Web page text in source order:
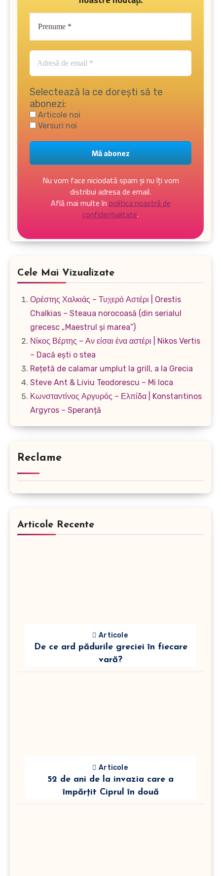
Selectează la ce dorești să te
abonezi:
Articole noi
Versuri noi
Nu vom face niciodată spam și nu îți vom
distribui adresa de email.
Află mai multe în politica noastră de
confidențialitate.
Cele Mai Vizualizate
Ορέστης Χαλκιάς – Τυχερό Αστέρι | Orestis
Chalkias – Steaua norocoasă (din serialul
grecesc „Maestrul și marea”)
Νίκος Βέρτης – Αν είσαι ένα αστέρι | Nikos Vertis
– Dacă ești o stea
Rețetă de calamar umplut la grill, a la Grecia
Steve Ant & Liviu Teodorescu – Mi loca
Κωνσταντίνος Αργυρός – Ελπίδα | Konstantinos
Argyros – Speranță
Reclame
Articole Recente
Articole
De ce ard pădurile greciei în fiecare
vară?
Articole
52 de ani de la invazia care a
împărțit Ciprul în două